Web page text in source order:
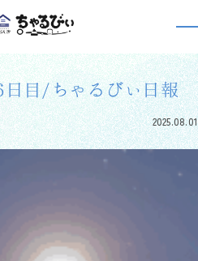
>
んの日報
目/ちゃるびぃ日報
2025.08.01